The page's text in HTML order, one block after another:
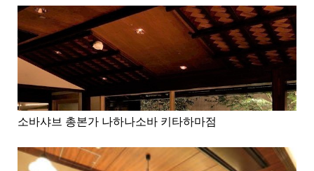
소바샤브 총본가 나하나소바 키타하마점